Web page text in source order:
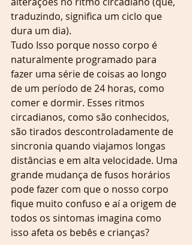
traduzindo, significa um ciclo que
dura um dia).
Tudo Isso porque nosso corpo é
naturalmente programado para
fazer uma série de coisas ao longo
de um período de 24 horas, como
comer e dormir. Esses ritmos
circadianos, como são conhecidos,
são tirados descontroladamente de
sincronia quando viajamos longas
distâncias e em alta velocidade. Uma
grande mudança de fusos horários
pode fazer com que o nosso corpo
fique muito confuso e aí a origem de
todos os sintomas imagina como
isso afeta os bebês e crianças?